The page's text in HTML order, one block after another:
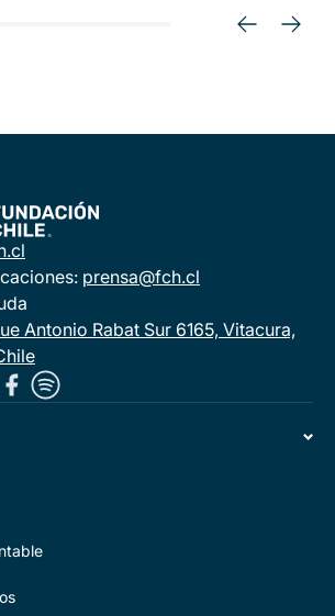
prensa@fch.cl
Antonio Rabat Sur 6165, Vitacura,